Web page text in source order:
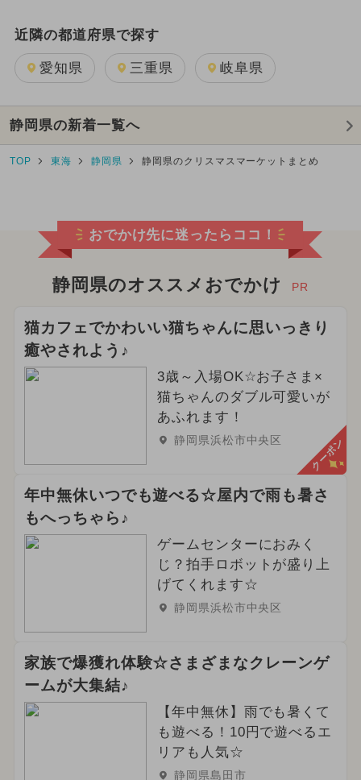
近隣の都道府県で探す
愛知県 三重県 岐阜県
静岡県の新着一覧へ
TOP 東海 静岡県 静岡県のクリスマスマーケットまとめ
おでかけ先に迷ったらココ！
静岡県のオススメおでかけ PR
猫カフェでかわいい猫ちゃんに思いっきり
癒やされよう♪
3歳～入場OK☆お子さま×
猫ちゃんのダブル可愛いが
あふれます！
静岡県浜松市中央区 クーポン
年中無休いつでも遊べる☆屋内で雨も暑さ
もへっちゃら♪
ゲームセンターにおみく
じ？拍手ロボットが盛り上
げてくれます☆
静岡県浜松市中央区
家族で爆獲れ体験☆さまざまなクレーンゲ
ームが大集結♪
【年中無休】雨でも暑くて
も遊べる！10円で遊べるエ
リアも人気☆
静岡県島田市